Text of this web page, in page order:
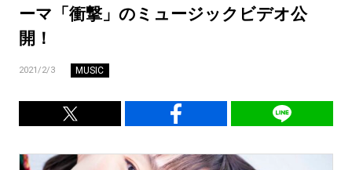
ーマ「衝撃」のミュージックビデオ公
開！
2021/2/3 MUSIC